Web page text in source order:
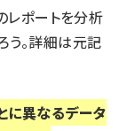
レポートを分析
う。詳細は元記
に異なるデータ